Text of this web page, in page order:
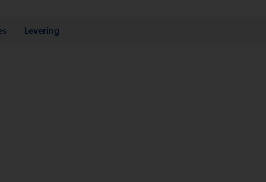
Levering